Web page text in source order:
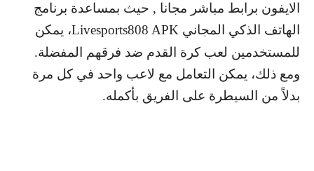
الايفون برابط مباشر مجانا , حيث بمساعدة برنامج
الهاتف الذكي المجاني Livesports808 APK، يمكن
للمستخدمين لعب كرة القدم ضد فرقهم المفضلة.
ومع ذلك، يمكن التعامل مع لاعب واحد في كل مرة
بدلاً من السيطرة على الفريق بأكمله.